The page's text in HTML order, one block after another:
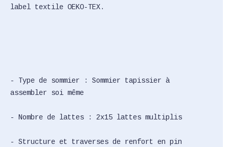
label textile OEKO-TEX.
- Type de sommier : Sommier tapissier à
assembler soi même
- Nombre de lattes : 2x15 lattes multiplis
- Structure et traverses de renfort en pin